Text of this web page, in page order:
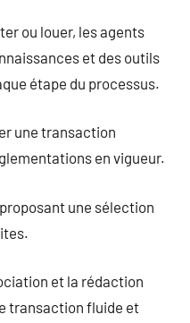
ou louer, les agents
et des outils
étape du processus.
une transaction
en vigueur.
une sélection
et la rédaction
transaction fluide et